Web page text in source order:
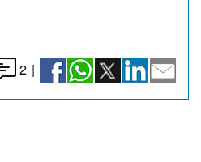
2 |